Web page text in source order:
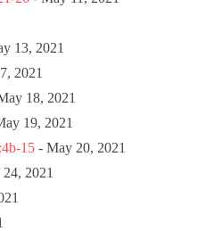
13, 2021
2021
18, 2021
19, 2021
15 - May 20, 2021
2021